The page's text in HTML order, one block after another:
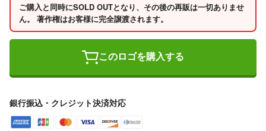
ご購入と同時にSOLD OUTとなり、その後の再販は一切ありませ
ん。 著作権はお客様に完全譲渡されます。
このロゴを購入する
銀行振込・クレジット決済対応